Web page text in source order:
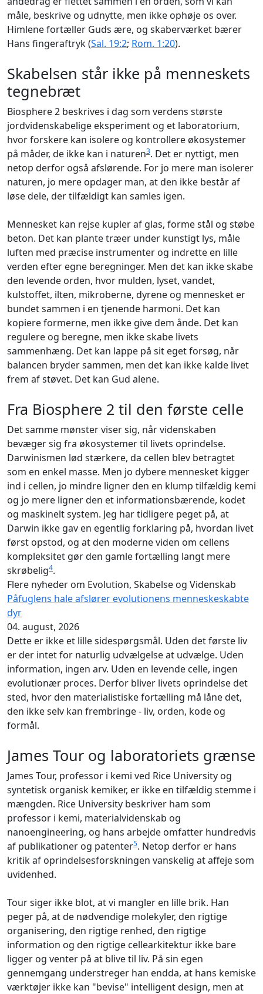
måle, beskrive og udnytte, men ikke ophøje os over.
Himlene fortæller Guds ære, og skaberværket bærer
Hans fingeraftryk (Sal. 19:2; Rom. 1:20).
Skabelsen står ikke på menneskets
tegnebræt
Biosphere 2 beskrives i dag som verdens største
jordvidenskabelige eksperiment og et laboratorium,
hvor forskere kan isolere og kontrollere økosystemer
på måder, de ikke kan i naturen3. Det er nyttigt, men
netop derfor også afslørende. For jo mere man isolerer
naturen, jo mere opdager man, at den ikke består af
løse dele, der tilfældigt kan samles igen.
Mennesket kan rejse kupler af glas, forme stål og støbe
beton. Det kan plante træer under kunstigt lys, måle
luften med præcise instrumenter og indrette en lille
verden efter egne beregninger. Men det kan ikke skabe
den levende orden, hvor mulden, lyset, vandet,
kulstoffet, ilten, mikroberne, dyrene og mennesket er
bundet sammen i en tjenende harmoni. Det kan
kopiere formerne, men ikke give dem ånde. Det kan
regulere og beregne, men ikke skabe livets
sammenhæng. Det kan lappe på sit eget forsøg, når
balancen bryder sammen, men det kan ikke kalde livet
frem af støvet. Det kan Gud alene.
Fra Biosphere 2 til den første celle
Det samme mønster viser sig, når videnskaben
bevæger sig fra økosystemer til livets oprindelse.
Darwinismen lød stærkere, da cellen blev betragtet
som en enkel masse. Men jo dybere mennesket kigger
ind i cellen, jo mindre ligner den en klump tilfældig kemi
og jo mere ligner den et informationsbærende, kodet
og maskinelt system. Jeg har tidligere peget på, at
Darwin ikke gav en egentlig forklaring på, hvordan livet
først opstod, og at den moderne viden om cellens
kompleksitet gør den gamle fortælling langt mere
skrøbelig4.
Flere nyheder om Evolution, Skabelse og Videnskab
Påfuglens hale afslører evolutionens menneskeskabte
dyr
04. august, 2026
Dette er ikke et lille sidespørgsmål. Uden det første liv
er der intet for naturlig udvælgelse at udvælge. Uden
information, ingen arv. Uden en levende celle, ingen
evolutionær proces. Derfor bliver livets oprindelse det
sted, hvor den materialistiske fortælling må låne det,
den ikke selv kan frembringe - liv, orden, kode og
formål.
James Tour og laboratoriets grænse
James Tour, professor i kemi ved Rice University og
syntetisk organisk kemiker, er ikke en tilfældig stemme i
mængden. Rice University beskriver ham som
professor i kemi, materialvidenskab og
nanoengineering, og hans arbejde omfatter hundredvis
af publikationer og patenter5. Netop derfor er hans
kritik af oprindelsesforskningen vanskelig at affeje som
uvidenhed.
Tour siger ikke blot, at vi mangler en lille brik. Han
peger på, at de nødvendige molekyler, den rigtige
organisering, den rigtige renhed, den rigtige
information og den rigtige cellearkitektur ikke bare
ligger og venter på at blive til liv. På sin egen
gennemgang understreger han endda, at hans kemiske
værktøjer ikke kan "bevise" intelligent design, men at